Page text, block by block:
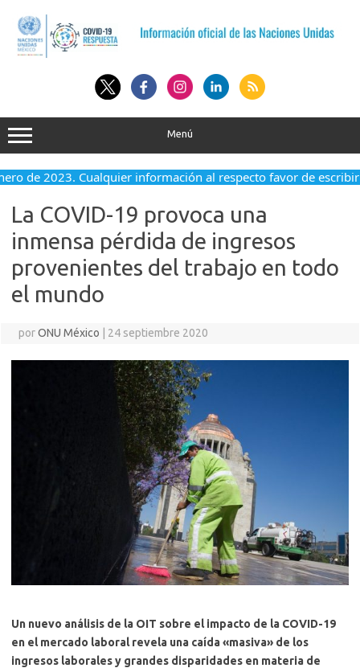
contenido
Menú
de 2023. Cualquier información al respecto favor de escribir a
La COVID-19 provoca una
inmensa pérdida de ingresos
provenientes del trabajo en todo
el mundo
porONU México 24 septiembre 2020
Un nuevo análisis de la OIT sobre el impacto de la COVID-19
en el mercado laboral revela una caída «masiva» de los
ingresos laborales y grandes disparidades en materia de